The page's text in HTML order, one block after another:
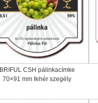
BRIFUL CSH pálinkacímke
70×91 mm fehér szegély